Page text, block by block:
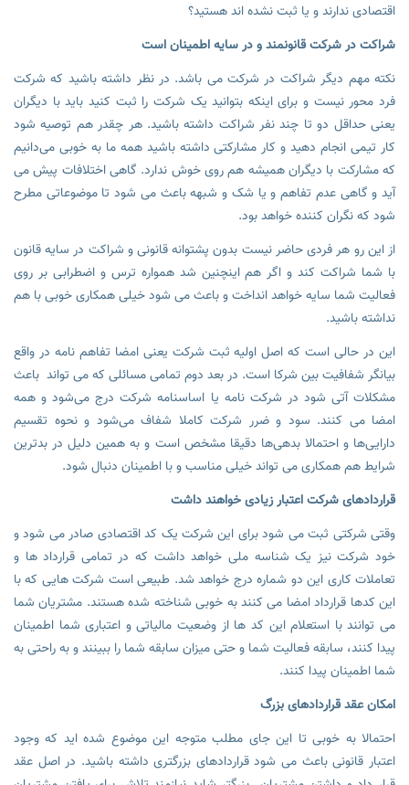
اقتصادی ندارند و یا ثبت نشده اند هستید؟
شراکت در شرکت قانونمند و در سایه اطمینان است
نکته مهم دیگر شراکت در شرکت می باشد. در نظر داشته باشید که شرکت
فرد محور نیست و برای اینکه بتوانید یک شرکت را ثبت کنید باید با دیگران
یعنی حداقل دو تا چند نفر شراکت داشته باشید. هر چقدر هم توصیه شود
کار تیمی انجام دهید و کار مشارکتی داشته باشید همه ما به خوبی می‌دانیم
که مشارکت با دیگران همیشه هم روی خوش ندارد. گاهی اختلافات پیش می
آید و گاهی عدم تفاهم و یا شک و شبهه باعث می شود تا موضوعاتی مطرح
شود که نگران کننده خواهد بود.
از این رو هر فردی حاضر نیست بدون پشتوانه قانونی و شراکت در سایه قانون
با شما شراکت کند و اگر هم اینچنین شد همواره ترس و اضطرابی بر روی
فعالیت شما سایه خواهد انداخت و باعث می شود خیلی همکاری خوبی با هم
نداشته باشید.
این در حالی است که اصل اولیه ثبت شرکت یعنی امضا تفاهم نامه در واقع
بیانگر شفافیت بین شرکا است. در بعد دوم تمامی مسائلی که می تواند باعث
مشکلات آتی شود در شرکت نامه یا اساسنامه شرکت درج می‌شود و همه
امضا می کنند. سود و ضرر شرکت کاملا شفاف می‌شود و نحوه تقسیم
دارایی‌ها و احتمالا بدهی‌ها دقیقا مشخص است و به همین دلیل در بدترین
شرایط هم همکاری می تواند خیلی مناسب و با اطمینان دنبال شود.
قراردادهای شرکت اعتبار زیادی خواهند داشت
وقتی شرکتی ثبت می شود برای این شرکت یک کد اقتصادی صادر می شود و
خود شرکت نیز یک شناسه ملی خواهد داشت که در تمامی قرارداد ها و
تعاملات کاری این دو شماره درج خواهد شد. طبیعی است شرکت هایی که با
این کدها قرارداد امضا می کنند به خوبی شناخته شده هستند. مشتریان شما
می توانند با استعلام این کد ها از وضعیت مالیاتی و اعتباری شما اطمینان
پیدا کنند، سابقه فعالیت شما و حتی میزان سابقه شما را ببینند و به راحتی به
شما اطمینان پیدا کنند.
امکان عقد قراردادهای بزرگ
احتمالا به خوبی تا این جای مطلب متوجه این موضوع شده اید که وجود
اعتبار قانونی باعث می شود قراردادهای بزرگتری داشته باشید. در اصل عقد